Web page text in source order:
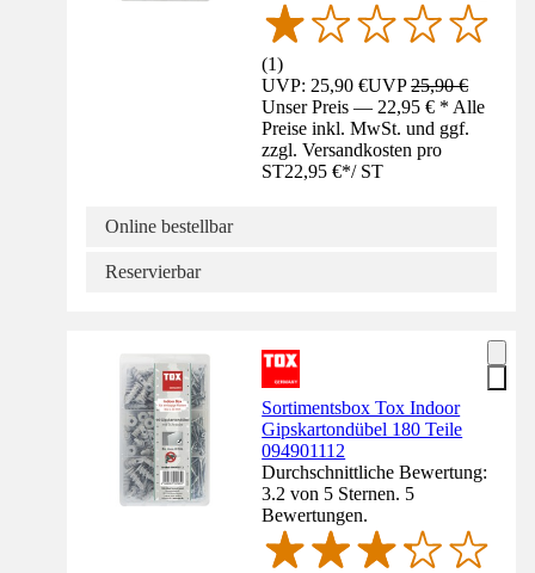
(1)
UVP: 25,90 €UVP25,90 €
Unser Preis — 22,95 € * Alle
Preise inkl. MwSt. und ggf.
zzgl. Versandkosten pro
ST22,95 €*/ ST
Online bestellbar
Reservierbar
Sortimentsbox Tox Indoor
Gipskartondübel 180 Teile
094901112
Durchschnittliche Bewertung:
3.2 von 5 Sternen. 5
Bewertungen.